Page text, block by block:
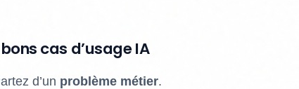
cas d’usage IA
d’un problème métier.